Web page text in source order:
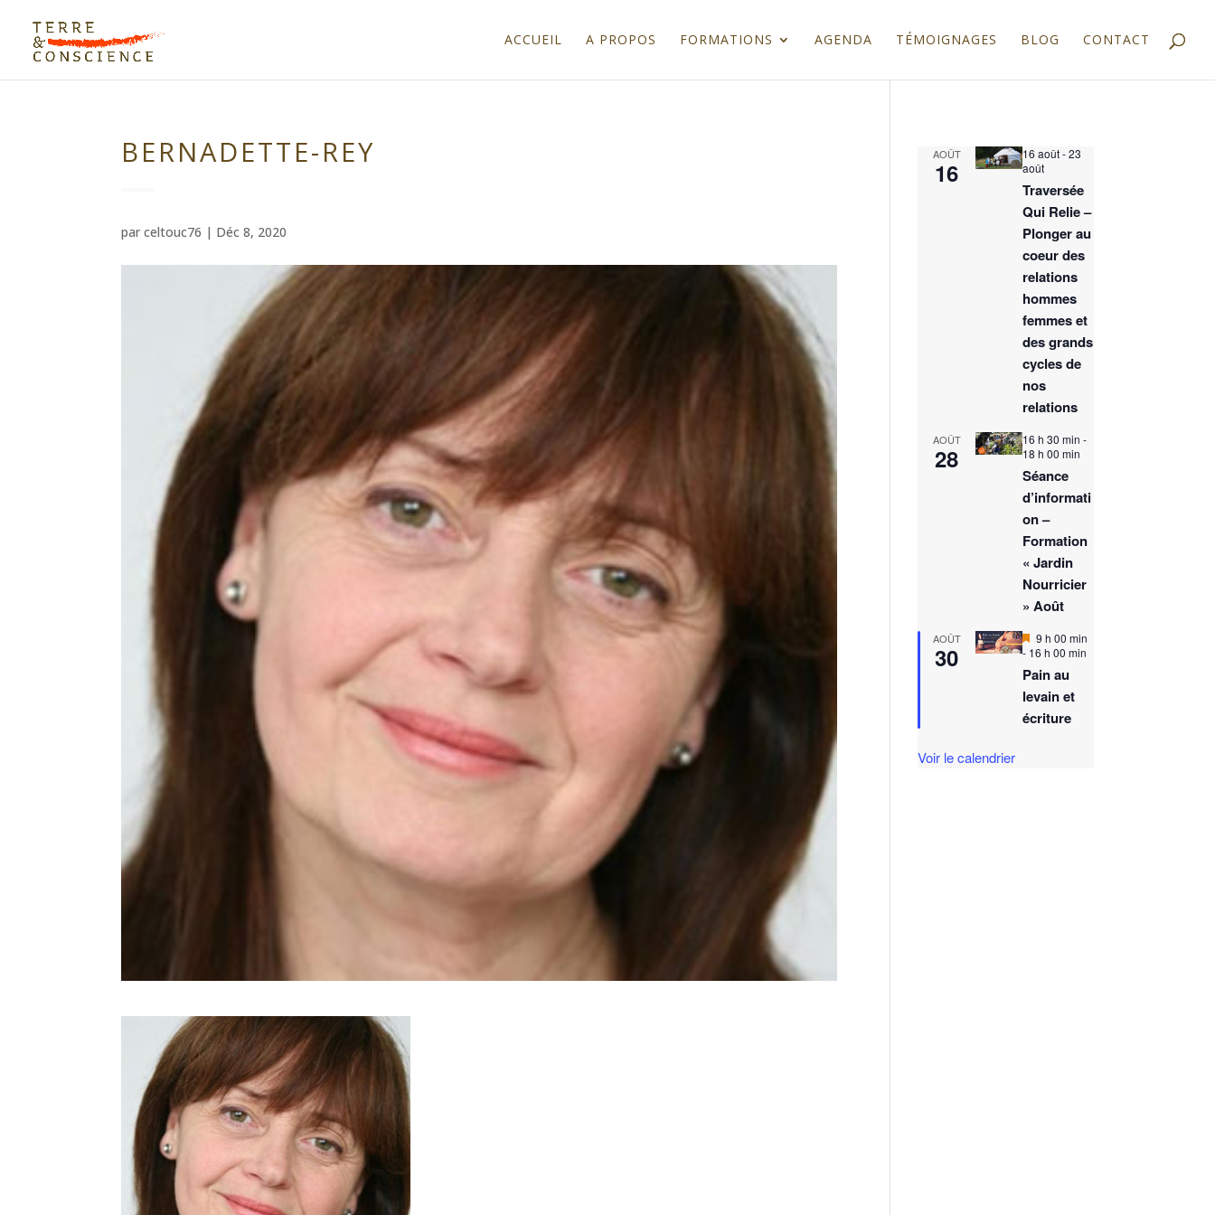
ACCUEIL A PROPOS FORMATIONS AGENDA TÉMOIGNAGES BLOG CONTACT
BERNADETTE-REY
parceltouc76 | Déc 8, 2020
AOÛT
16
16 août-23
août
Traversée
Qui Relie –
Plonger au
coeur des
relations
hommes
femmes et
des grands
cycles de
nos
relations
AOÛT
28
16 h 30 min -
18 h 00 min
Séance
d’informati
on –
Formation
« Jardin
Nourricier
» Août
AOÛT
30
M
i
e
n
v
9 h 00 min
- 16 h 00 min
Pain au
levain et
écriture
Voir le calendrier